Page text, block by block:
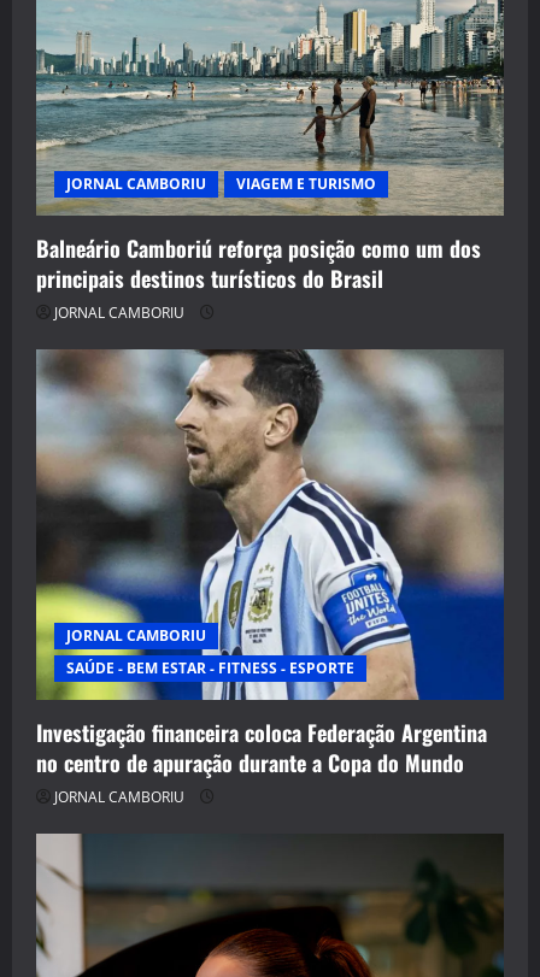
JORNAL CAMBORIU VIAGEM E TURISMO
Balneário Camboriú reforça posição como um dos
principais destinos turísticos do Brasil
JORNAL CAMBORIU
JORNAL CAMBORIU
SAÚDE - BEM ESTAR - FITNESS - ESPORTE
Investigação financeira coloca Federação Argentina
no centro de apuração durante a Copa do Mundo
JORNAL CAMBORIU